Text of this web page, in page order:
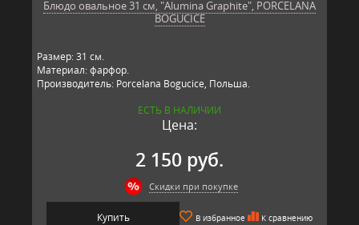
Блюдо овальное 31 см, "Alumina Graphite", PORCELANA
BOGUCICE
Размер: 31 см.
Материал: фарфор.
Производитель: Porcelana Bogucice, Польша.
ЕСТЬ В НАЛИЧИИ
Цена:
2 150 руб.
Скидки при покупке
Купить В избранное К сравнению